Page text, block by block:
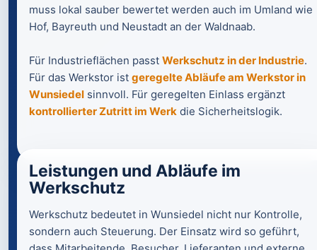
muss lokal sauber bewertet werden auch im Umland wie
Hof, Bayreuth und Neustadt an der Waldnaab.
Für Industrieflächen passt Werkschutz in der Industrie.
Für das Werkstor ist geregelte Abläufe am Werkstor in
Wunsiedel sinnvoll. Für geregelten Einlass ergänzt
kontrollierter Zutritt im Werk die Sicherheitslogik.
Leistungen und Abläufe im
Werkschutz
Werkschutz bedeutet in Wunsiedel nicht nur Kontrolle,
sondern auch Steuerung. Der Einsatz wird so geführt,